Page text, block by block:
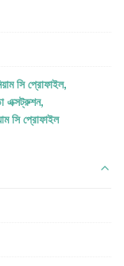
সি প্রোফাইল,
এক্সট্রুশন,
সি প্রোফাইল